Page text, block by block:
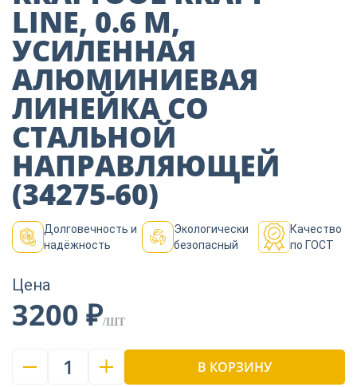
Пиломатериалы
Декор
Изоляция
Инструменты
Продукция из
Строительство
LINE, 0.6 М,
УСИЛЕННАЯ
АЛЮМИНИЕВАЯ
ЛИНЕЙКА СО
СТАЛЬНОЙ
НАПРАВЛЯЮЩЕЙ
(34275-60)
Долговечность и
надёжность
Экологически
безопасный
Качество
по ГОСТ
Цена
3200 ₽/ШТ
1 В КОРЗИНУ